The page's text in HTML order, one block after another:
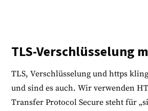
TLS-Verschlüsselung
TLS, Verschlüsselung und https
und sind es auch. Wir verwenden
Transfer Protocol Secure steht für